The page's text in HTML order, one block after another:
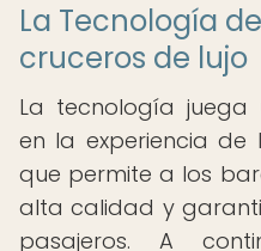
La Tecnología
cruceros de lujo
La tecnología
en la experiencia de
que permite a los
alta calidad y
pasajeros. A